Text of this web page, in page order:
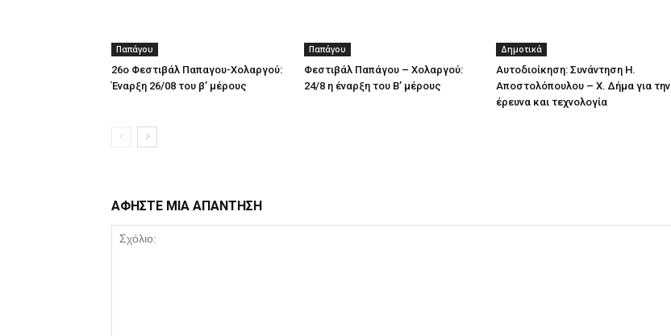
Παπάγου
26ο Φεστιβάλ Παπαγου-Χολαργού:
Έναρξη 26/08 του β’ μέρους
Παπάγου
Φεστιβάλ Παπάγου – Χολαργού:
24/8 η έναρξη του Β’ μέρους
Δημοτικά
Αυτοδιοίκηση: Συνάντηση Η.
Αποστολόπουλου – Χ. Δήμα για την
έρευνα και τεχνολογία
ΑΦΗΣΤΕ ΜΙΑ ΑΠΑΝΤΗΣΗ